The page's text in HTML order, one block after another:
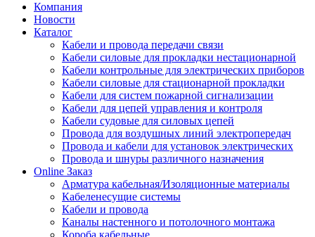
Компания
Новости
Каталог
Кабели и провода передачи связи
Кабели силовые для прокладки нестационарной
Кабели контрольные для электрических приборов
Кабели силовые для стационарной прокладки
Кабели для систем пожарной сигнализации
Кабели для цепей управления и контроля
Кабели судовые для силовых цепей
Провода для воздушных линий электропередач
Провода и кабели для установок электрических
Провода и шнуры различного назначения
Online Заказ
Арматура кабельная/Изоляционные материалы
Кабеленесущие системы
Кабели и провода
Каналы настенного и потолочного монтажа
Короба кабельные